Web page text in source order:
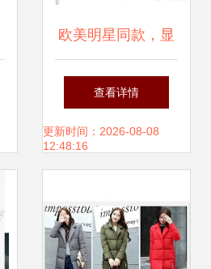
欧美明星同款，显
瘦显气质 探秘杰卡
西新款礼服包臀连
查看详情
更新时间：2026-08-08
12:48:16